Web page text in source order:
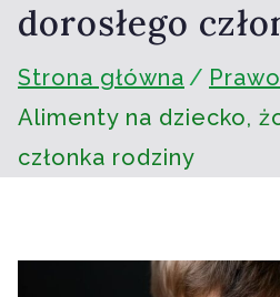
dorosłego
Strona główna
Alimenty na dziecko,
członka rodziny